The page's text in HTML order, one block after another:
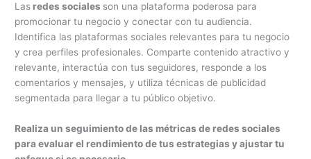
Las redes sociales son una plataforma poderosa para
promocionar tu negocio y conectar con tu audiencia.
Identifica las plataformas sociales relevantes para tu negocio
y crea perfiles profesionales. Comparte contenido atractivo y
relevante, interactúa con tus seguidores, responde a los
comentarios y mensajes, y utiliza técnicas de publicidad
segmentada para llegar a tu público objetivo.
Realiza un seguimiento de las métricas de redes sociales
para evaluar el rendimiento de tus estrategias y ajustar tu